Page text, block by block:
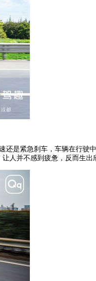
还是紧急刹车，车辆在行驶
人并不感到疲惫，反而生出